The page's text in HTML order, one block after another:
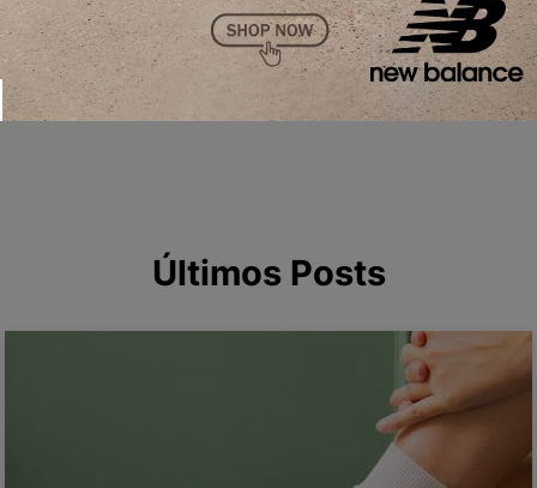
Nos mandem as dúvidas de vocês pela caixinha de
mensagem!
Espero que tenham gostado, beijinhos e até a próxima
<3
Últimos Posts